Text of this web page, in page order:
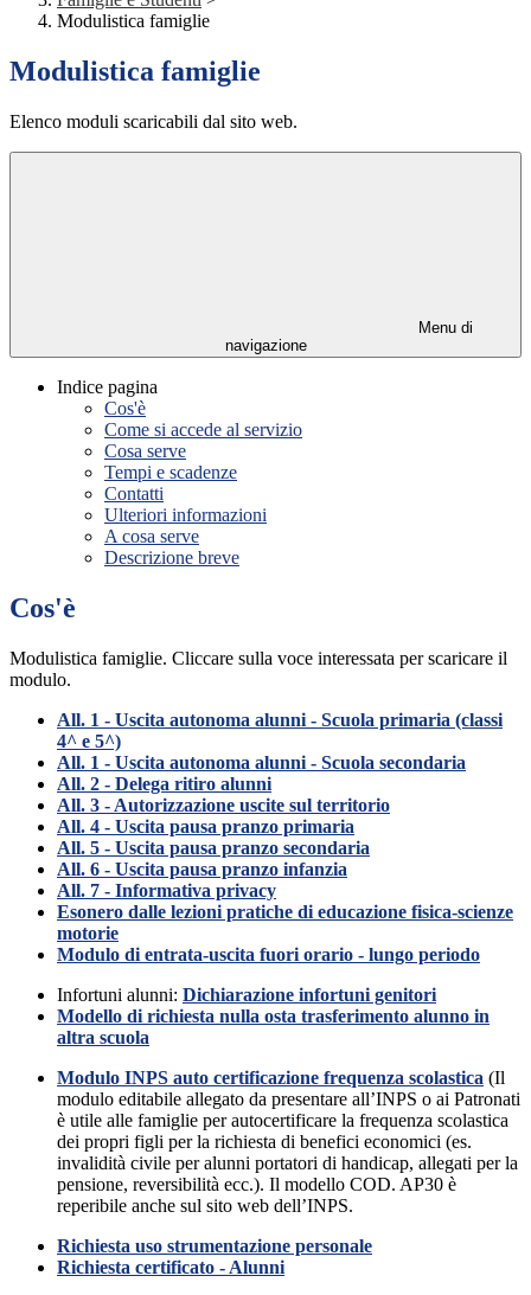
Modulistica famiglie
Modulistica famiglie
Elenco moduli scaricabili dal sito web.
Menu di
navigazione
Indice pagina
Cos'è
Come si accede al servizio
Cosa serve
Tempi e scadenze
Contatti
Ulteriori informazioni
A cosa serve
Descrizione breve
Cos'è
Modulistica famiglie. Cliccare sulla voce interessata per scaricare il
modulo.
All. 1 - Uscita autonoma alunni - Scuola primaria (classi
4^ e 5^)
All. 1 - Uscita autonoma alunni - Scuola secondaria
All. 2 - Delega ritiro alunni
All. 3 - Autorizzazione uscite sul territorio
All. 4 - Uscita pausa pranzo primaria
All. 5 - Uscita pausa pranzo secondaria
All. 6 - Uscita pausa pranzo infanzia
All. 7 - Informativa privacy
Esonero dalle lezioni pratiche di educazione fisica-scienze
motorie
Modulo di entrata-uscita fuori orario - lungo periodo
Infortuni alunni: Dichiarazione infortuni genitori
Modello di richiesta nulla osta trasferimento alunno in
altra scuola
Modulo INPS auto certificazione frequenza scolastica (Il
modulo editabile allegato da presentare all’INPS o ai Patronati
è utile alle famiglie per autocertificare la frequenza scolastica
dei propri figli per la richiesta di benefici economici (es.
invalidità civile per alunni portatori di handicap, allegati per la
pensione, reversibilità ecc.). Il modello COD. AP30 è
reperibile anche sul sito web dell’INPS.
Richiesta uso strumentazione personale
Richiesta certificato - Alunni